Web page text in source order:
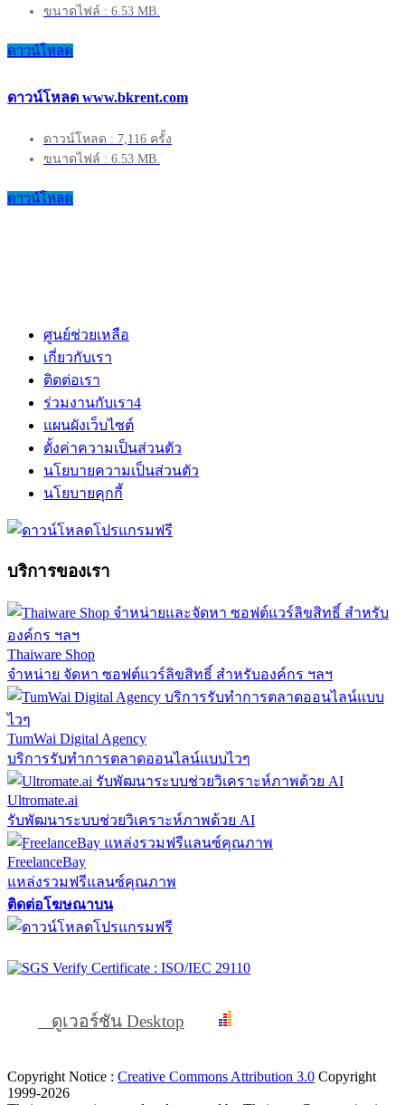
ขนาดไฟล์ : 6.53 MB.
ดาวน์โหลด
ดาวน์โหลด www.bkrent.com
ดาวน์โหลด : 7,116 ครั้ง
ขนาดไฟล์ : 6.53 MB.
ดาวน์โหลด
ศูนย์ช่วยเหลือ
เกี่ยวกับเรา
ติดต่อเรา
ร่วมงานกับเรา4
แผนผังเว็บไซต์
ตั้งค่าความเป็นส่วนตัว
นโยบายความเป็นส่วนตัว
นโยบายคุกกี้
บริการของเรา
Thaiware Shop
จำหน่าย จัดหา ซอฟต์แวร์ลิขสิทธิ์ สำหรับองค์กร ฯลฯ
TumWai Digital Agency
บริการรับทำการตลาดออนไลน์แบบไวๆ
Ultromate.ai
รับพัฒนาระบบช่วยวิเคราะห์ภาพด้วย AI
FreelanceBay
แหล่งรวมฟรีแลนซ์คุณภาพ
ติดต่อโฆษณาบน
ดูเวอร์ชัน Desktop
Copyright Notice : Creative Commons Attribution 3.0 Copyright
1999-2026